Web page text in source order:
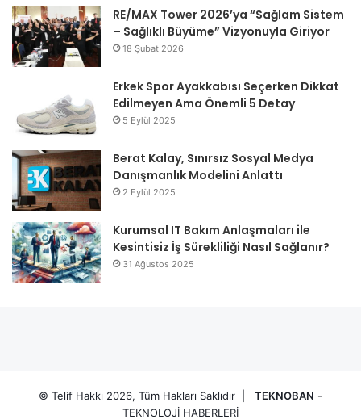
RE/MAX Tower 2026’ya “Sağlam Sistem
– Sağlıklı Büyüme” Vizyonuyla Giriyor
18 Şubat 2026
Erkek Spor Ayakkabısı Seçerken Dikkat
Edilmeyen Ama Önemli 5 Detay
5 Eylül 2025
Berat Kalay, Sınırsız Sosyal Medya
Danışmanlık Modelini Anlattı
2 Eylül 2025
Kurumsal IT Bakım Anlaşmaları ile
Kesintisiz İş Sürekliliği Nasıl Sağlanır?
31 Ağustos 2025
© Telif Hakkı 2026, Tüm Hakları Saklıdır | TEKNOBAN -
TEKNOLOJİ HABERLERİ